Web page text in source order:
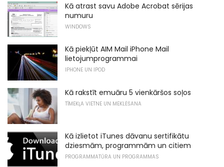
Kā atrast savu Adobe Acrobat sērijas
numuru
WINDOWS
Kā piekļūt AIM Mail iPhone Mail
lietojumprogrammai
IPHONE UN IPOD
Kā rakstīt emuāru 5 vienkāršos soļos
TĪMEKĻA VIETNE UN MEKLĒŠANA
Kā izlietot iTunes dāvanu sertifikātu
dziesmām, programmām un citiem
PROGRAMMATŪRA UN PROGRAMMAS